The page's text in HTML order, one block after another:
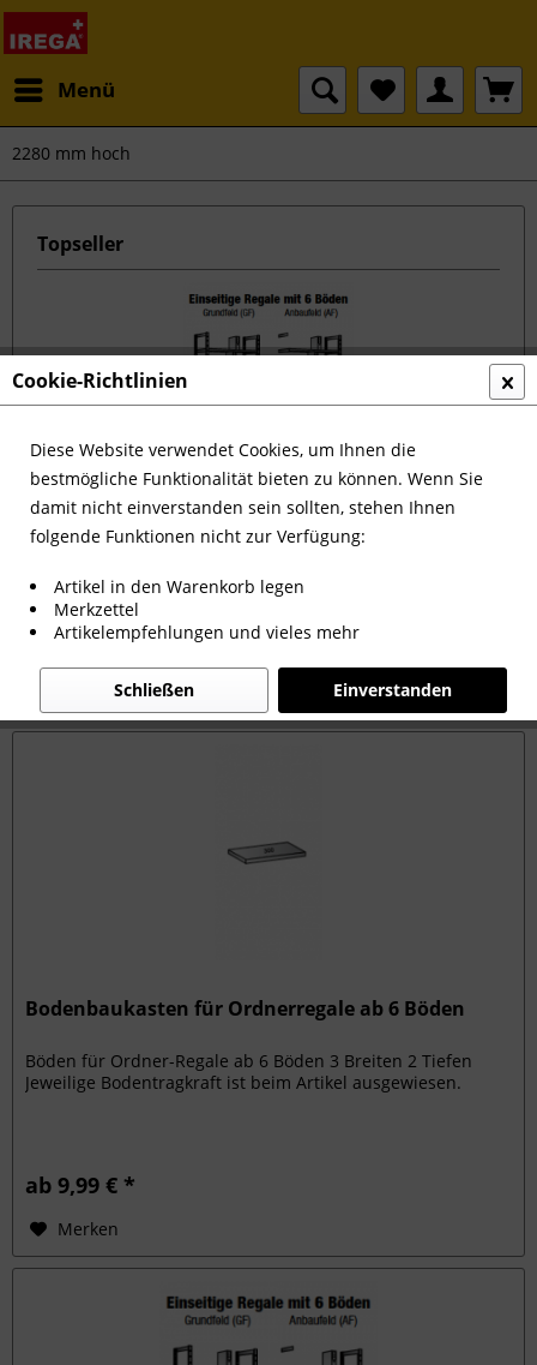
Menü
2280 mm hoch
Topseller
Einseitiges Regal, 6 oder 7 Böden
ab 86,92 € *
Filtern
Bodenbaukasten für Ordnerregale ab 6 Böden
Böden für Ordner-Regale ab 6 Böden 3 Breiten 2 Tiefen
Jeweilige Bodentragkraft ist beim Artikel ausgewiesen.
ab 9,99 € *
Merken
Cookie-Richtlinien
Diese Website verwendet Cookies, um Ihnen die
bestmögliche Funktionalität bieten zu können. Wenn Sie
damit nicht einverstanden sein sollten, stehen Ihnen
folgende Funktionen nicht zur Verfügung:
Artikel in den Warenkorb legen
Merkzettel
Artikelempfehlungen und vieles mehr
Einverstanden
Schließen